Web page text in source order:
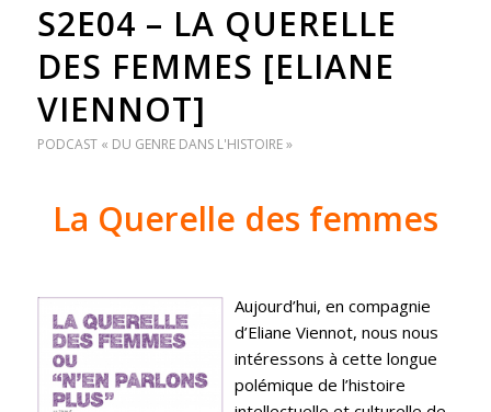
S2E04 – LA QUERELLE
DES FEMMES [ELIANE
VIENNOT]
PODCAST « DU GENRE DANS L'HISTOIRE »
La Querelle des femmes
Aujourd’hui, en compagnie
d’Eliane Viennot, nous nous
intéressons à cette longue
polémique de l’histoire